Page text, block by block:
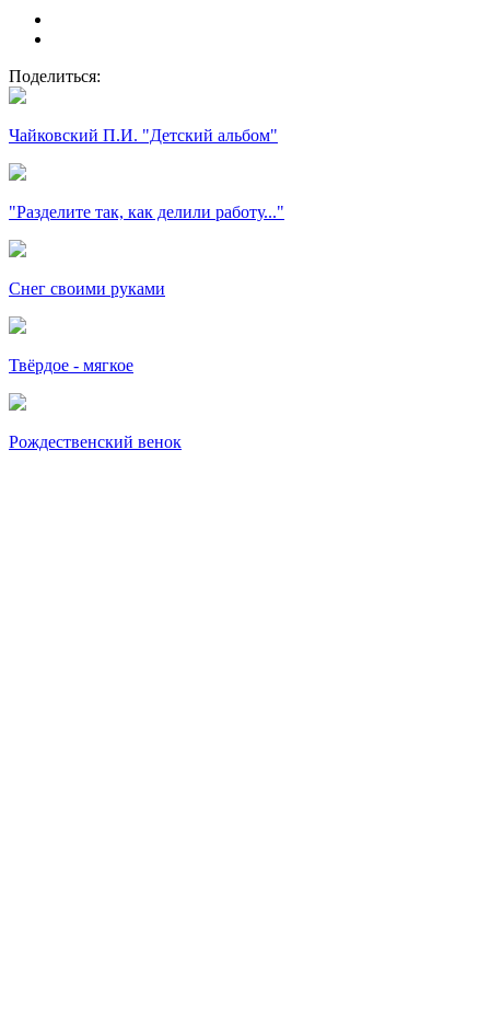
Поделиться:
Чайковский П.И. "Детский альбом"
"Разделите так, как делили работу..."
Снег своими руками
Твёрдое - мягкое
Рождественский венок